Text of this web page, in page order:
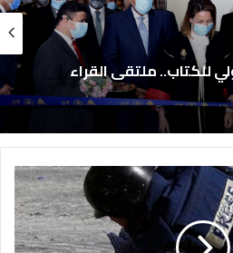
للكتاب.. ملتقى القراء